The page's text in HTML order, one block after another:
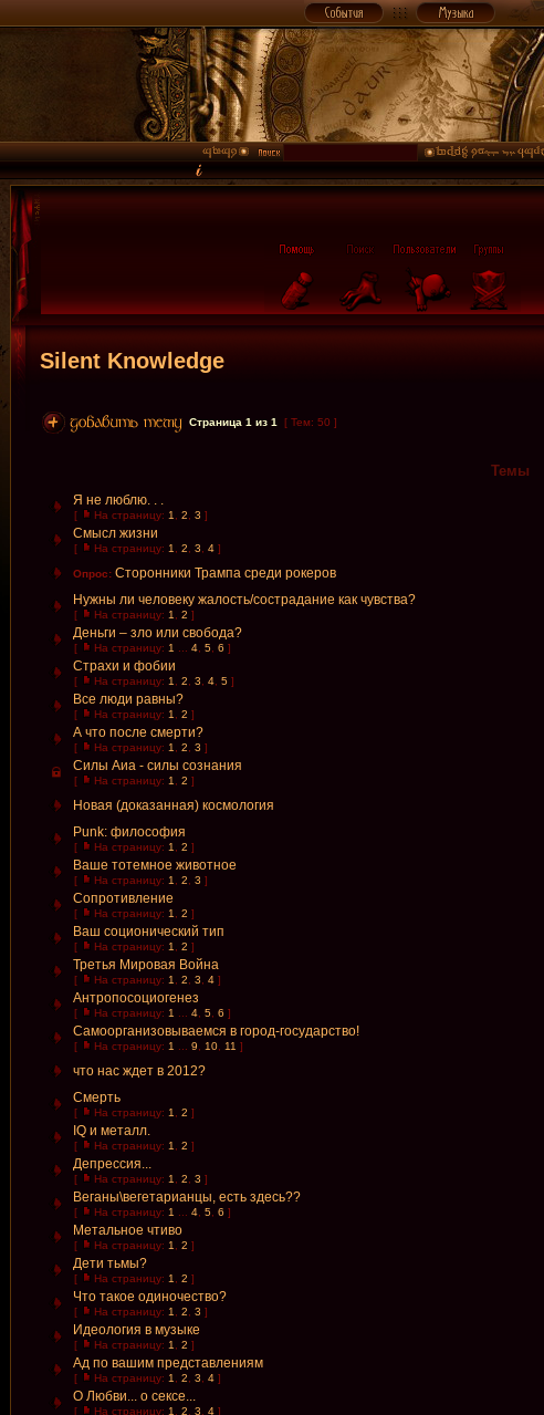
Silent Knowledge
Страница 1 из 1 [ Тем: 50 ]
Темы
Я не люблю. . .
[ На страницу: 1 2 3 ]
Смысл жизни
[ На страницу: 1 2 3 4 ]
Опрос: Сторонники Трампа среди рокеров
Нужны ли человеку жалость/сострадание как чувства?
[ На страницу: 1 2 ]
Деньги – зло или свобода?
[ На страницу: 1 4 5 6 ]
Страхи и фобии
[ На страницу: 1 2 3 4 5 ]
Все люди равны?
[ На страницу: 1 2 ]
А что после смерти?
[ На страницу: 1 2 3 ]
Силы Аиа - силы сознания
[ На страницу: 1 2 ]
Новая (доказанная) космология
Punk: философия
[ На страницу: 1 2 ]
Ваше тотемное животное
[ На страницу: 1 2 3 ]
Сопротивление
[ На страницу: 1 2 ]
Ваш соционический тип
[ На страницу: 1 2 ]
Третья Мировая Война
[ На страницу: 1 2 3 4 ]
Антропосоциогенез
[ На страницу: 1 4 5 6 ]
Самоорганизовываемся в город-государство!
[ На страницу: 1 9 10 11 ]
что нас ждет в 2012?
Смерть
[ На страницу: 1 2 ]
IQ и металл.
[ На страницу: 1 2 ]
Депрессия...
[ На страницу: 1 2 3 ]
Веганы\вегетарианцы, есть здесь??
[ На страницу: 1 4 5 6 ]
Метальное чтиво
[ На страницу: 1 2 ]
Дети тьмы?
[ На страницу: 1 2 ]
Что такое одиночество?
[ На страницу: 1 2 3 ]
Идеология в музыке
[ На страницу: 1 2 ]
Ад по вашим представлениям
[ На страницу: 1 2 3 4 ]
О Любви... о сексе...
[ На страницу: 1 2 3 4 ]